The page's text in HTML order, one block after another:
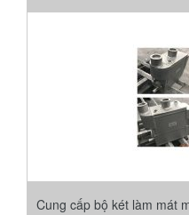
Cung cấp bộ két làm mát